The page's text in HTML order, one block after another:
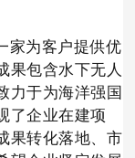
家为客户提供优
果包含水下无人
力于为海洋强国
了企业在建项
果转化落地、市